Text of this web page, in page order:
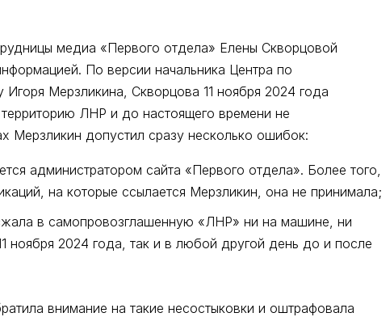
медиа «Первого отдела» Елены Скворцовой
По версии начальника Центра по
Мерзликина, Скворцова 11 ноября 2024 года
ЛНР и до настоящего времени не
Мерзликин допустил сразу несколько ошибок:
администратором сайта «Первого отдела». Более того,
на которые ссылается Мерзликин, она не принимала;
в самопровозглашенную «ЛНР» ни на машине, ни
ноября 2024 года, так и в любой другой день до и после
внимание на такие несостыковки и оштрафовала